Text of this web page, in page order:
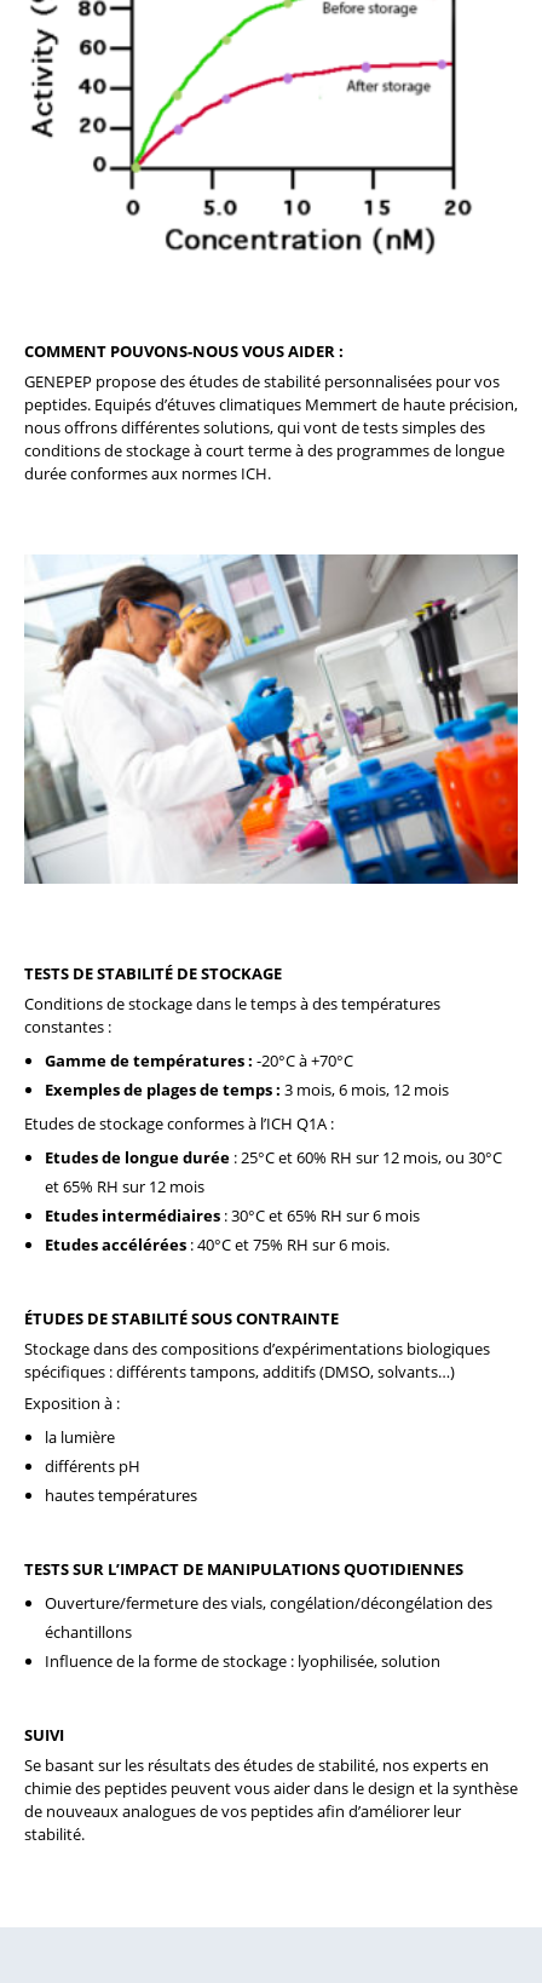
COMMENT POUVONS-NOUS VOUS AIDER :
GENEPEP propose des études de stabilité personnalisées pour vos
peptides. Equipés d’étuves climatiques Memmert de haute précision,
nous offrons différentes solutions, qui vont de tests simples des
conditions de stockage à court terme à des programmes de longue
durée conformes aux normes ICH.
TESTS DE STABILITÉ DE STOCKAGE
Conditions de stockage dans le temps à des températures
constantes :
Gamme de températures : -20°C à +70°C
Exemples de plages de temps : 3 mois, 6 mois, 12 mois
Etudes de stockage conformes à l’ICH Q1A :
Etudes de longue durée : 25°C et 60% RH sur 12 mois, ou 30°C
et 65% RH sur 12 mois
Etudes intermédiaires : 30°C et 65% RH sur 6 mois
Etudes accélérées : 40°C et 75% RH sur 6 mois.
ÉTUDES DE STABILITÉ SOUS CONTRAINTE
Stockage dans des compositions d’expérimentations biologiques
spécifiques : différents tampons, additifs (DMSO, solvants…)
Exposition à :
la lumière
différents pH
hautes températures
TESTS SUR L’IMPACT DE MANIPULATIONS QUOTIDIENNES
Ouverture/fermeture des vials, congélation/décongélation des
échantillons
Influence de la forme de stockage : lyophilisée, solution
SUIVI
Se basant sur les résultats des études de stabilité, nos experts en
chimie des peptides peuvent vous aider dans le design et la synthèse
de nouveaux analogues de vos peptides afin d’améliorer leur
stabilité.